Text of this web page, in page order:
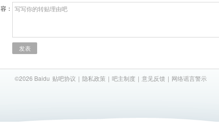
： 写写你的转贴理由吧
发表
©2026 Baidu 贴吧协议 | 隐私政策 | 吧主制度 | 意见反馈 | 网络谣言警示